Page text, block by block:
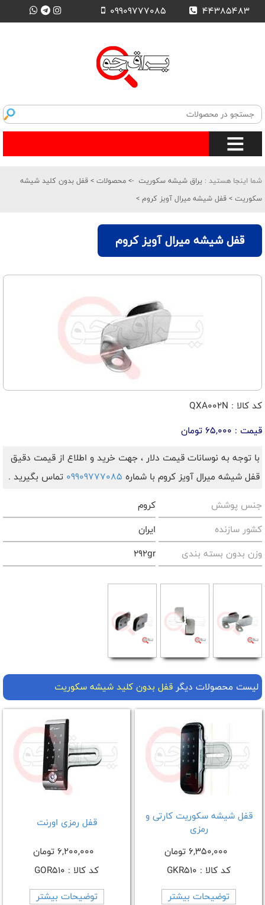
44385483
09909777085
شما اینجا هستید : یراق شیشه سکوریت ->محصولات>قفل بدون کلید شیشه
سکوریت>قفل شیشه میرال آویز کروم>
قفل شیشه میرال آویز کروم
کد کالا : QXA002N
قیمت : 65,000 تومان
با توجه به نوسانات قیمت دلار ، جهت خرید و اطلاع از قیمت دقیق
قفل شیشه میرال آویز کروم با شماره 09909777085 تماس بگیرید .
جنس پوشش
کروم
کشور سازنده
ایران
وزن بدون بسته بندی
292gr
لیست محصولات دیگرقفل بدون کلید شیشه سکوریت
قفل شیشه سکوریت کارتی و
رمزی
کد کالا : GKR510
توضیحات بیشتر
قفل رمزی اورنت
کد کالا : GOR510
توضیحات بیشتر